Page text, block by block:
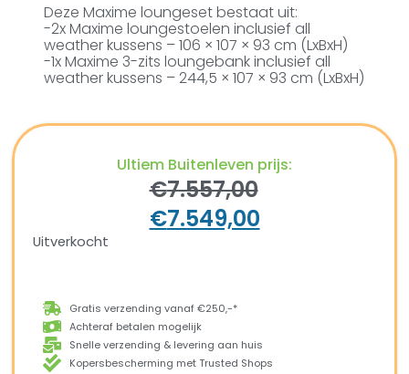
Deze Maxime loungeset bestaat uit:
-2x Maxime loungestoelen inclusief all
weather kussens – 106 × 107 × 93 cm (LxBxH)
-1x Maxime 3-zits loungebank inclusief all
weather kussens – 244,5 × 107 × 93 cm (LxBxH)
Ultiem Buitenleven prijs:
€7.557,00
€7.549,00
Uitverkocht
Gratis verzending vanaf €250,-*
Achteraf betalen mogelijk
Snelle verzending & levering aan huis
Kopersbescherming met Trusted Shops